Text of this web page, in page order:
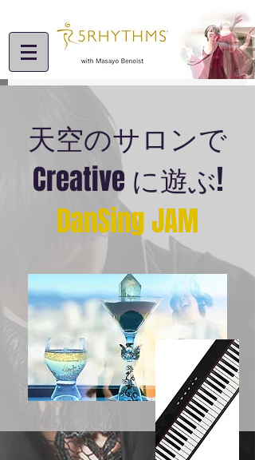
天空のサロンで
Creative に遊ぶ!
DanSing JAM